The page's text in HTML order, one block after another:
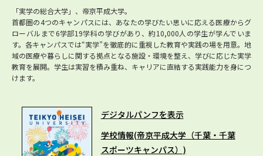
「実学の総合大学」、帝京平成大学。
首都圏の4つのキャンパスには、あなたの学びたい思いに応える医療からグ
ローバルまで6学部19学科の学びがあり、約10,000人の学生が学んでいま
す。各キャンパスでは“実学”を徹底的に重視した教育や実践の場を用意。地
域の医療や暮らしに関する拠点となる施設・環境を整え、学びに応じた実学
教育を展開。学生は実習を積み重ね、キャリアに直結する実践能力を身につ
けます。
デジタルパンフを表示
学校情報(帝京平成大学（千葉・千葉
スポーツキャンパス）)